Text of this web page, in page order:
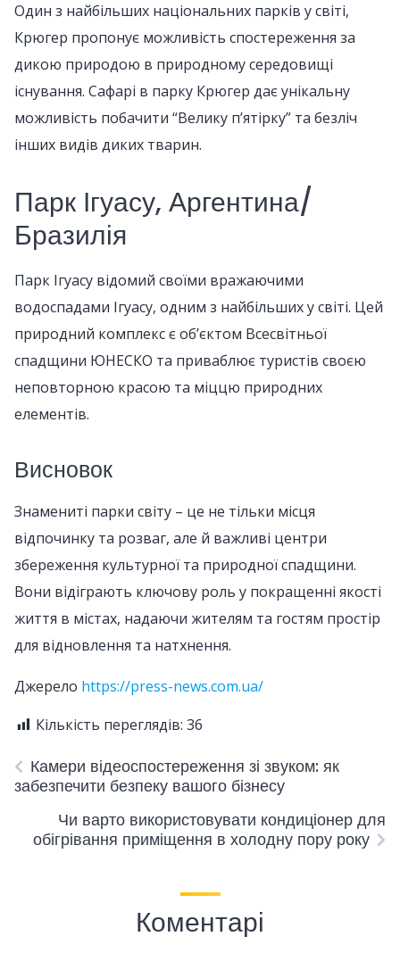
Один з найбільших національних парків у світі,
Крюгер пропонує можливість спостереження за
дикою природою в природному середовищі
існування. Сафарі в парку Крюгер дає унікальну
можливість побачити “Велику п’ятірку” та безліч
інших видів диких тварин.
Парк Ігуасу, Аргентина/
Бразилія
Парк Ігуасу відомий своїми вражаючими
водоспадами Ігуасу, одним з найбільших у світі. Цей
природний комплекс є об’єктом Всесвітньої
спадщини ЮНЕСКО та приваблює туристів своєю
неповторною красою та міццю природних
елементів.
Висновок
Знамениті парки світу – це не тільки місця
відпочинку та розваг, але й важливі центри
збереження культурної та природної спадщини.
Вони відіграють ключову роль у покращенні якості
життя в містах, надаючи жителям та гостям простір
для відновлення та натхнення.
Джерело https://press-news.com.ua/
Кількість переглядів: 36
Камери відеоспостереження зі звуком: як
забезпечити безпеку вашого бізнесу
Чи варто використовувати кондиціонер для
обігрівання приміщення в холодну пору року
Коментарі